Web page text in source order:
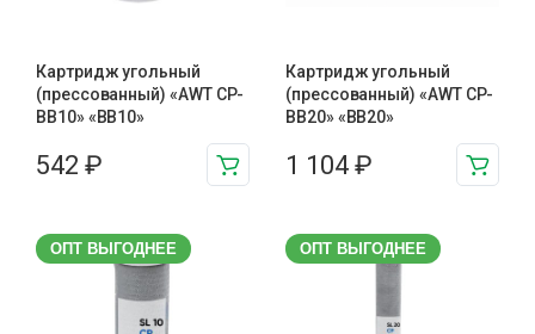
Картридж угольный
(прессованный) «AWT CP-
BB10» «BB10»
542 ₽
Картридж угольный
(прессованный) «AWT CP-
BB20» «BB20»
1 104 ₽
ОПТ ВЫГОДНЕЕ ОПТ ВЫГОДНЕЕ